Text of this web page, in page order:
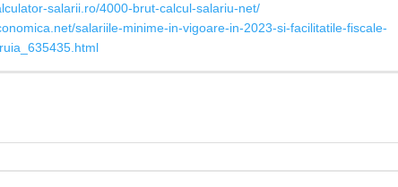
salarii.ro/4000-brut-calcul-salariu-net/
salariile-minime-in-vigoare-in-2023-si-facilitatile-fiscale-